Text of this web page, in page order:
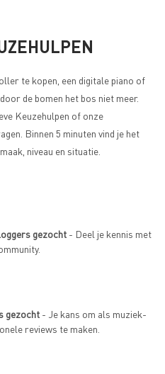
te kopen, een digitale piano of
de bomen het bos niet meer.
Keuzehulpen of onze
. Binnen 5 minuten vind je het
niveau en situatie.
gezocht - Deel je kennis met
gezocht - Je kans om als muziek-
reviews te maken.